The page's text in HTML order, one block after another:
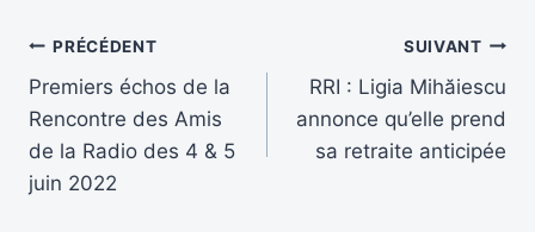
Navigation
de
l’article
PRÉCÉDENT
Premiers échos de la
Rencontre des Amis
de la Radio des 4 & 5
juin 2022
SUIVANT
RRI : Ligia Mihăiescu
annonce qu’elle prend
sa retraite anticipée